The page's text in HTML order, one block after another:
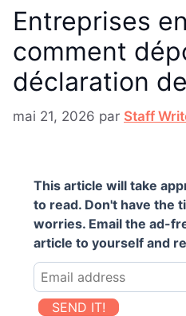
Entreprises
comment
déclaration
mai 21, 2026 par Staff
This article will take
to read. Don't have the
worries. Email the ad-
article to yourself and
SEND IT!